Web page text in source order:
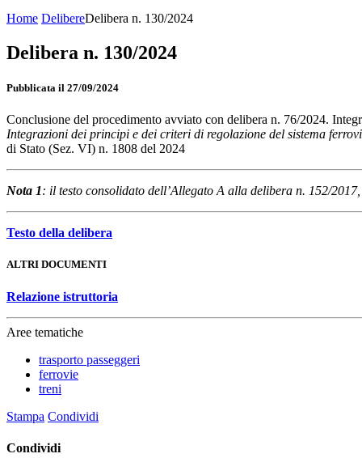
Home DelibereDelibera n. 130/2024
Delibera n. 130/2024
Pubblicata il 27/09/2024
Conclusione del procedimento avviato con delibera n. 76/2024.
Integrazioni dei principi e dei criteri di regolazione del sistema
di Stato (Sez. VI) n. 1808 del 2024
Nota 1: il testo consolidato dell’Allegato A alla delibera n. 152/
Testo della delibera
ALTRI DOCUMENTI
Relazione istruttoria
Aree tematiche
trasporto passeggeri
ferrovie
treni
Stampa Condividi
Condividi